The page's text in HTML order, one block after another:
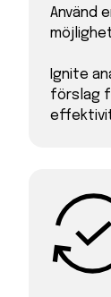
Använd
Ignite
förslag